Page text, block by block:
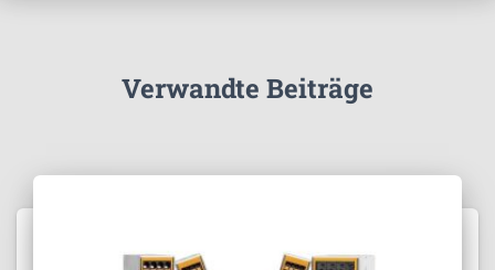
Verwandte Beiträge